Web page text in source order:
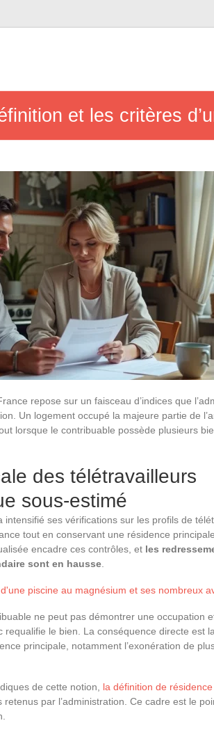
et les critères
repose sur un faisceau d’indices que
Un logement occupé la majeure partie de
lorsque le contribuable possède plusieurs
des télétravailleurs
sous-estimé
intensifié ses vérifications sur les profils de
tout en conservant une résidence
encadre ces contrôles, et les
sont en hausse
piscine au magnésium et ses nombreux
ne peut pas démontrer une occupation
requalifie le bien. La conséquence directe est
principale, notamment l’exonération de
de cette notion, la définition de
retenus par l’administration. Ce cadre est le